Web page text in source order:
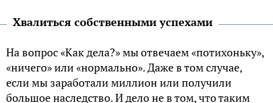
Хвалиться собственными успехами
На вопрос «Как дела?» мы отвечаем «потихоньку»,
«ничего» или «нормально». Даже в том случае,
если мы заработали миллион или получили
большое наследство. И дело не в том, что таким